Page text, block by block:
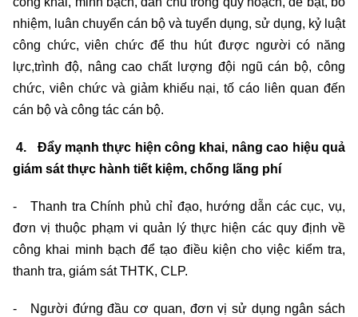
nhiệm, luân chuyển cán bộ và tuyển dụng, sử dụng, kỷ luật
công chức, viên chức để thu hút được người có năng
lực,trình độ, nâng cao chất lượng đội ngũ cán bộ, công
chức, viên chức và giảm khiếu nại, tố cáo liên quan đến
cán bộ và công tác cán bộ.
4. Đẩy mạnh thực hiện công khai, nâng cao hiệu quả
giám sát thực hành tiết kiệm, chống lãng phí
- Thanh tra Chính phủ chỉ đạo, hướng dẫn các cục, vụ,
đơn vị thuộc phạm vi quản lý thực hiện các quy định về
công khai minh bạch để tạo điều kiện cho việc kiểm tra,
thanh tra, giám sát THTK, CLP.
- Người đứng đầu cơ quan, đơn vị sử dụng ngân sách